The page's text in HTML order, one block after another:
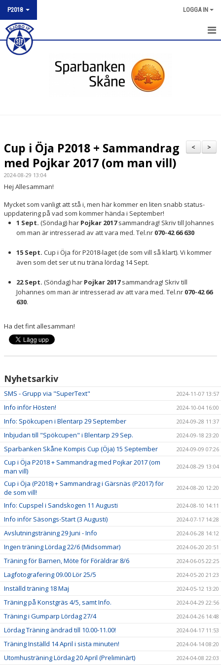
P2018 LOGGA IN
P2018
BILDGALLERI
DOKUMENT
>
<
Cup i Öja P2018 + Sammandrag
med Pojkar 2017 (om man vill)
2024-08-29 13:04
Hej Allesamman!
Mycket som vanligt att stå i, men här kommer en liten snabb status-
uppdatering på vad som kommer hända i September!
1 Sept. (Söndag) har Pojkar 2017sammandrag! Skriv till Johannes
om man är intresserad av att vara med. Tel.nr 070-42 66 630
15 Sept. Cup i Öja för P2018-laget (de som vill så klart). Vi kommer
även som det ser ut nu träna lördag 14 Sept.
22 Sept. (Söndag) har Pojkar 2017sammandrag! Skriv till
Johannes om man är intresserad av att vara med. Tel.nr 070-42 66
630.
Ha det fint allesamman!
Nyhetsarkiv
SMS - Grupp via "SuperText" 2024-11-07 13:57
Info inför Hösten! 2024-10-04 16:00
Info: Spökcupen i Blentarp 29 September 2024-09-28 11:37
Inbjudan till "Spökcupen" i Blentarp 29 Sep. 2024-09-18 23:20
Sparbanken Skåne Kompis Cup (Öja) 15 September 2024-09-09 07:26
Cup i Öja P2018 + Sammandrag med Pojkar 2017 (om
man vill)
2024-08-29 13:04
Cup i Öja (P2018) + Sammandrag i Gärsnäs (P2017) för
de som vill!
2024-08-20 12:20
Info: Cupspel i Sandskogen 11 Augusti 2024-08-10 14:11
Info inför Säsongs-Start (3 Augusti) 2024-07-17 14:28
Avslutningsträning 29 Juni - Info 2024-06-28 14:12
Ingen träning Lördag 22/6 (Midsommar) 2024-06-20 20:51
Träning för Barnen, Möte för Föräldrar 8/6 2024-06-05 22:25
Lagfotografering 09.00 Lör 25/5 2024-05-20 21:23
Inställd träning 18 Maj 2024-05-12 13:20
Träning på Konstgräs 4/5, samt Info. 2024-04-29 22:56
Träning i Gumparp Lördag 27/4 2024-04-26 14:48
Lördag Träning ändrad till 10.00-11.00! 2024-04-17 11:53
Träning Inställd 14 April i sista minuten! 2024-04-14 08:20
Utomhusträning Lördag 20 April (Preliminärt) 2024-04-08 22:03